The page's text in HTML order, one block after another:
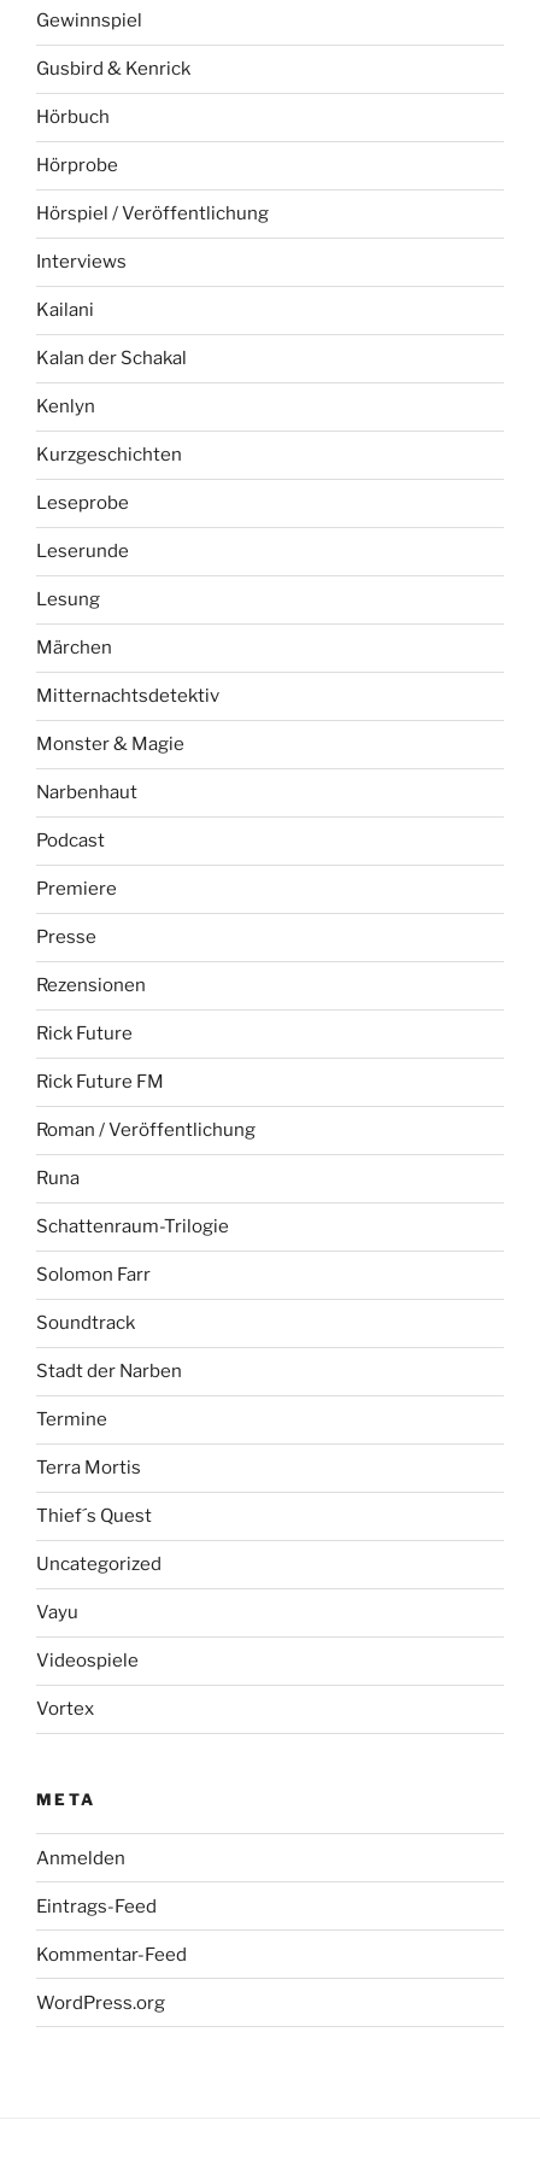
Gewinnspiel
Gusbird & Kenrick
Hörbuch
Hörprobe
Hörspiel / Veröffentlichung
Interviews
Kailani
Kalan der Schakal
Kenlyn
Kurzgeschichten
Leseprobe
Leserunde
Lesung
Märchen
Mitternachtsdetektiv
Monster & Magie
Narbenhaut
Podcast
Premiere
Presse
Rezensionen
Rick Future
Rick Future FM
Roman / Veröffentlichung
Runa
Schattenraum-Trilogie
Solomon Farr
Soundtrack
Stadt der Narben
Termine
Terra Mortis
Thief´s Quest
Uncategorized
Vayu
Videospiele
Vortex
META
Anmelden
Eintrags-Feed
Kommentar-Feed
WordPress.org